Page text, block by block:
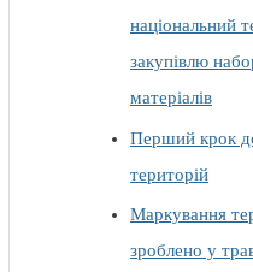
національний
закупівлю
матеріалів
Перший крок
територій
Маркування
зроблено у